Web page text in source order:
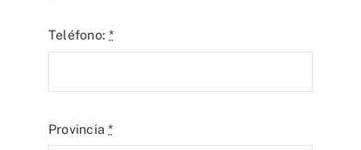
Teléfono:*
Provincia*